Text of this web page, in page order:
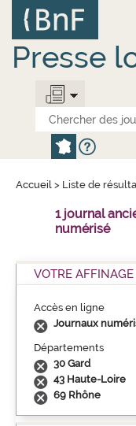
contenu
principal
Presse
Accueil > Liste de
1 journal
numérisé
VOTRE AFFINAGE
Accès en ligne
Journaux
Départements
30 Gard
43 Haute-Loire
69 Rhône
Panneau de gestion des